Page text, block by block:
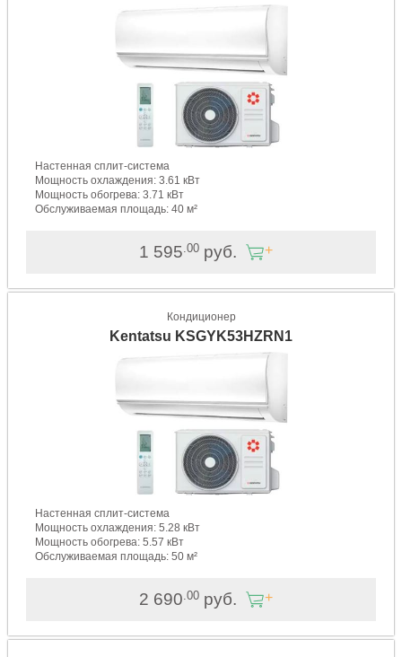
Настенная сплит-система
Мощность охлаждения: 3.61 кВт
Мощность обогрева: 3.71 кВт
Обслуживаемая площадь: 40 м²
1 595 .00руб.
Кондиционер
Kentatsu KSGYK53HZRN1
Настенная сплит-система
Мощность охлаждения: 5.28 кВт
Мощность обогрева: 5.57 кВт
Обслуживаемая площадь: 50 м²
2 690 .00руб.